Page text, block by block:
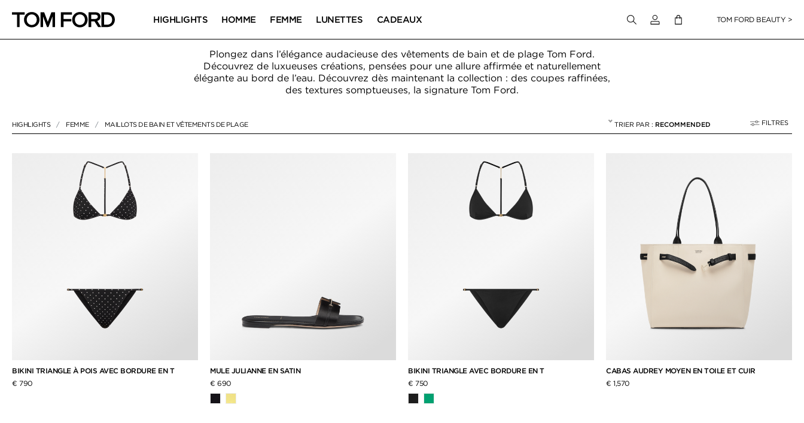
HIGHLIGHTS HOMME FEMME LUNETTES CADEAUX Connectez-vous à votre compte
TOM FORD BEAUTY >
Plongez dans l’élégance audacieuse des vêtements de bain et de plage Tom Ford.
Découvrez de luxueuses créations, pensées pour une allure affirmée et naturellement
élégante au bord de l’eau. Découvrez dès maintenant la collection : des coupes raffinées,
des textures somptueuses, la signature Tom Ford.
HIGHLIGHTS FEMME MAILLOTS DE BAIN ET VÊTEMENTS DE PLAGE RECOMMENDED FILTRES
MAILLOTS DE BAIN ET VÊTEMENTS DE PLAGE
NULL "MAILLOTS DE BAIN ET VÊTEMENTS DE PLAGE"
BIKINI TRIANGLE À POIS AVEC BORDURE EN T
€ 790
MULE JULIANNE EN SATIN
€ 690
BIKINI TRIANGLE AVEC BORDURE EN T
€ 750
CABAS AUDREY MOYEN EN TOILE ET CUIR
€ 1,570